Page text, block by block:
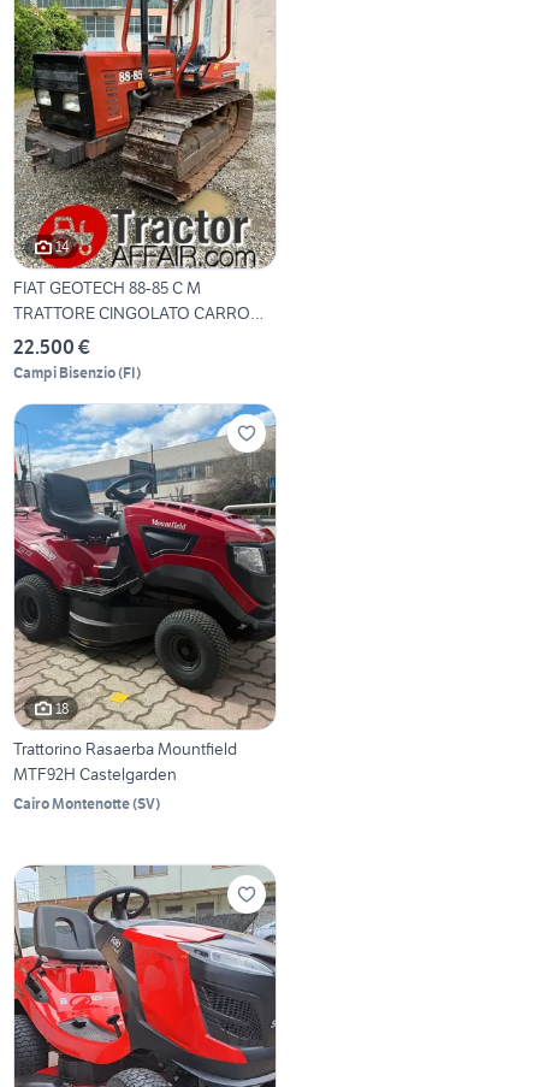
14
FIAT GEOTECH 88-85 C M
TRATTORE CINGOLATO CARRO
MO
22.500 €
Campi Bisenzio(FI)
18
Trattorino Rasaerba Mountfield
MTF92H Castelgarden
Cairo Montenotte(SV)